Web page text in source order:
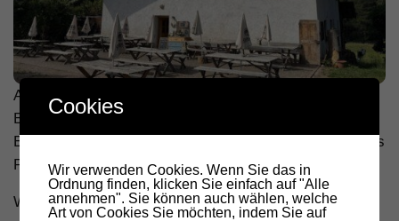
Allen ein Dankeschön fürs Kommen und Dabeisein!
Besonders gefreut haben wir uns auch über die
Besucherinnen und Besucher aus OE und DL sowie des
Präsidenten des ARI Meran Pierluigi IN3APK.
Wir freuen uns auf ein Wiedersehen im nächsten Jahr!
Cookies
Wir verwenden Cookies. Wenn Sie das in
Ordnung finden, klicken Sie einfach auf "Alle
annehmen". Sie können auch wählen, welche
Art von Cookies Sie möchten, indem Sie auf